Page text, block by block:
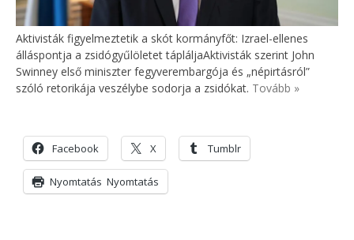
Aktivisták figyelmeztetik a skót kormányfőt: Izrael-ellenes
álláspontja a zsidógyűlöletet tápláljaAktivisták szerint John
Swinney első miniszter fegyverembargója és „népirtásról”
szóló retorikája veszélybe sodorja a zsidókat. Tovább »
Facebook X Tumblr
Nyomtatás Nyomtatás